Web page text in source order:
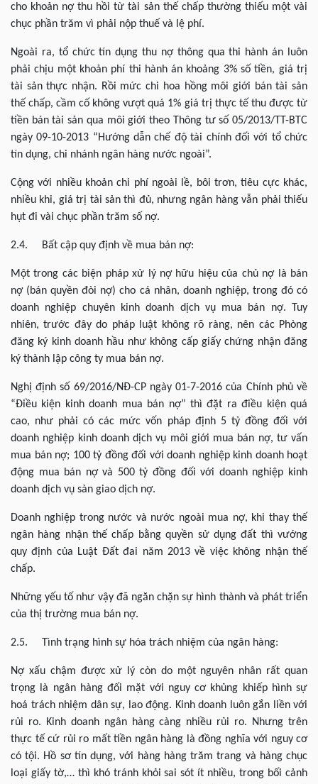
cho khoản nợ thu hồi từ tài sản thế chấp thường thiếu một vài
chục phần trăm vì phải nộp thuế và lệ phí.
Ngoài ra, tổ chức tín dụng thu nợ thông qua thi hành án luôn
phải chịu một khoản phí thi hành án khoảng 3% số tiền, giá trị
tài sản thực nhận. Rồi mức chi hoa hồng môi giới bán tài sản
thế chấp, cầm cố không vượt quá 1% giá trị thực tế thu được từ
tiền bán tài sản qua môi giới theo Thông tư số 05/2013/TT-BTC
ngày 09-10-2013 “Hướng dẫn chế độ tài chính đối với tổ chức
tín dụng, chi nhánh ngân hàng nước ngoài”.
Cộng với nhiều khoản chi phí ngoài lề, bôi trơn, tiêu cực khác,
nhiều khi, giá trị tài sản thì đủ, nhưng ngân hàng vẫn phải thiếu
hụt đi vài chục phần trăm số nợ.
2.4. Bất cập quy định về mua bán nợ:
Một trong các biện pháp xử lý nợ hữu hiệu của chủ nợ là bán
nợ (bán quyền đòi nợ) cho cá nhân, doanh nghiệp, trong đó có
doanh nghiệp chuyên kinh doanh dịch vụ mua bán nợ. Tuy
nhiên, trước đây do pháp luật không rõ ràng, nên các Phòng
đăng ký kinh doanh hầu như không cấp giấy chứng nhận đăng
ký thành lập công ty mua bán nợ.
Nghị định số 69/2016/NĐ-CP ngày 01-7-2016 của Chính phủ về
“Điều kiện kinh doanh mua bán nợ” thì đặt ra điều kiện quá
cao, như phải có các mức vốn pháp định 5 tỷ đồng đối với
doanh nghiệp kinh doanh dịch vụ môi giới mua bán nợ, tư vấn
mua bán nợ; 100 tỷ đồng đối với doanh nghiệp kinh doanh hoạt
động mua bán nợ và 500 tỷ đồng đối với doanh nghiệp kinh
doanh dịch vụ sàn giao dịch nợ.
Doanh nghiệp trong nước và nước ngoài mua nợ, khi thay thế
ngân hàng nhận thế chấp bằng quyền sử dụng đất thì vướng
quy định của Luật Đất đai năm 2013 về việc không nhận thế
chấp.
Những yếu tố như vậy đã ngăn chặn sự hình thành và phát triển
của thị trường mua bán nợ.
2.5. Tình trạng hình sự hóa trách nhiệm của ngân hàng:
Nợ xấu chậm được xử lý còn do một nguyên nhân rất quan
trọng là ngân hàng đối mặt với nguy cơ khủng khiếp hình sự
hoá trách nhiệm dân sự, lao động. Kinh doanh luôn gắn liền với
rủi ro. Kinh doanh ngân hàng càng nhiều rủi ro. Nhưng trên
thực tế cứ rủi ro mất tiền ngân hàng là đồng nghĩa với nguy cơ
có tội. Hồ sơ tín dụng, với hàng hàng trăm trang và hàng chục
loại giấy tờ,… thì khó tránh khỏi sai sót ít nhiều, trong bối cảnh